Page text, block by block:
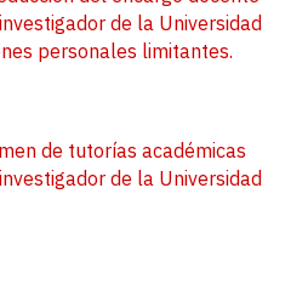
de la Universidad
personales limitantes.
de tutorías académicas
de la Universidad